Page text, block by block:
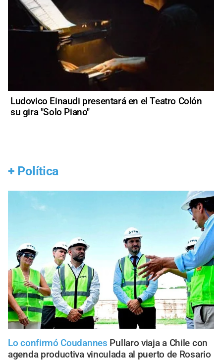
Ludovico Einaudi presentará en el Teatro Colón
su gira "Solo Piano"
+ Política
Lo confirmó Coudannes Pullaro viaja a Chile con
agenda productiva vinculada al puerto de Rosario